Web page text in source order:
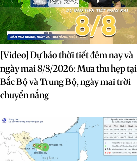
[Video] Dự báo thời tiết đêm nay và
ngày mai 8/8/2026: Mưa thu hẹp tại
Bắc Bộ và Trung Bộ, ngày mai trời
chuyển nắng